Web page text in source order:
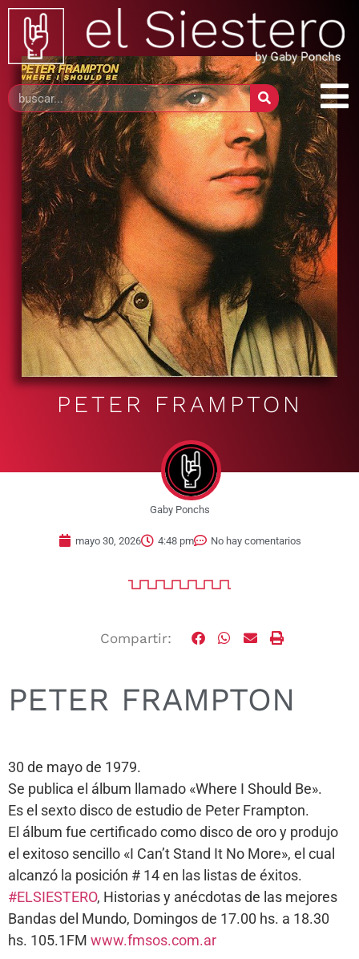
PETER FRAMPTON
Gaby Ponchs
mayo 30, 2026 4:48 pm No hay comentarios
Compartir:
PETER FRAMPTON
30 de mayo de 1979.
Se publica el álbum llamado «Where I Should Be».
Es el sexto disco de estudio de Peter Frampton.
El álbum fue certificado como disco de oro y produjo
el exitoso sencillo «I Can’t Stand It No More», el cual
alcanzó la posición # 14 en las listas de éxitos.
#ELSIESTERO, Historias y anécdotas de las mejores
Bandas del Mundo, Domingos de 17.00 hs. a 18.30
hs. 105.1FM www.fmsos.com.ar